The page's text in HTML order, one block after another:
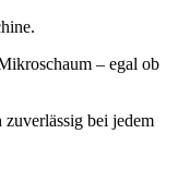
– egal ob
bei jedem